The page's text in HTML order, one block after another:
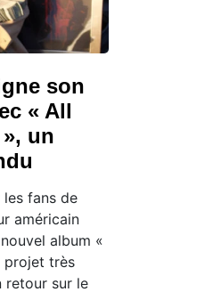
son
« All
un
les fans de
américain
album «
projet très
retour sur le